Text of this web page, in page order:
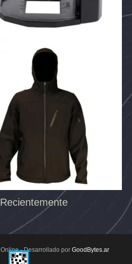
- Desarrollado por GoodBytes.ar